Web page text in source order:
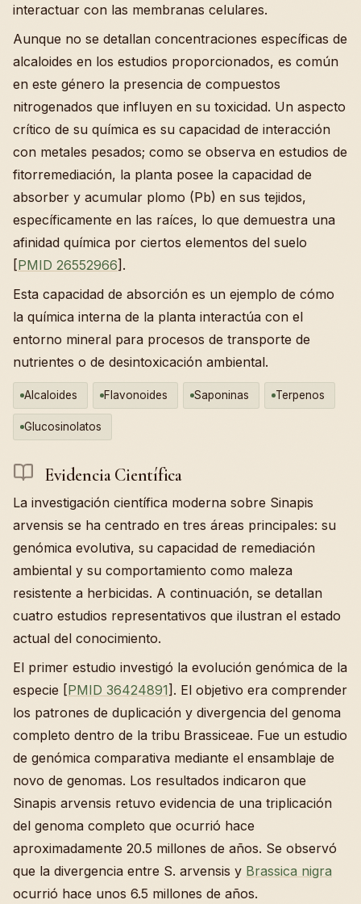
interactuar con las membranas celulares.
Aunque no se detallan concentraciones específicas de
alcaloides en los estudios proporcionados, es común
en este género la presencia de compuestos
nitrogenados que influyen en su toxicidad. Un aspecto
crítico de su química es su capacidad de interacción
con metales pesados; como se observa en estudios de
fitorremediación, la planta posee la capacidad de
absorber y acumular plomo (Pb) en sus tejidos,
específicamente en las raíces, lo que demuestra una
afinidad química por ciertos elementos del suelo
[PMID 26552966].
Esta capacidad de absorción es un ejemplo de cómo
la química interna de la planta interactúa con el
entorno mineral para procesos de transporte de
nutrientes o de desintoxicación ambiental.
Alcaloides Flavonoides Saponinas Terpenos
Glucosinolatos
Evidencia Científica
La investigación científica moderna sobre Sinapis
arvensis se ha centrado en tres áreas principales: su
genómica evolutiva, su capacidad de remediación
ambiental y su comportamiento como maleza
resistente a herbicidas. A continuación, se detallan
cuatro estudios representativos que ilustran el estado
actual del conocimiento.
El primer estudio investigó la evolución genómica de la
especie [PMID 36424891]. El objetivo era comprender
los patrones de duplicación y divergencia del genoma
completo dentro de la tribu Brassiceae. Fue un estudio
de genómica comparativa mediante el ensamblaje de
novo de genomas. Los resultados indicaron que
Sinapis arvensis retuvo evidencia de una triplicación
del genoma completo que ocurrió hace
aproximadamente 20.5 millones de años. Se observó
que la divergencia entre S. arvensis y Brassica nigra
ocurrió hace unos 6.5 millones de años.